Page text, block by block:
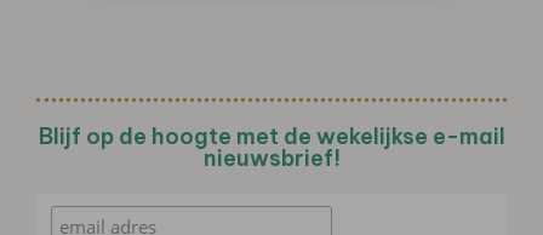
Blijf op de hoogte met de wekelijkse e-mail
nieuwsbrief!